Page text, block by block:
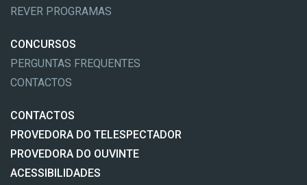
REVER PROGRAMAS
CONCURSOS
PERGUNTAS FREQUENTES
CONTACTOS
CONTACTOS
PROVEDORA DO TELESPECTADOR
PROVEDORA DO OUVINTE
ACESSIBILIDADES